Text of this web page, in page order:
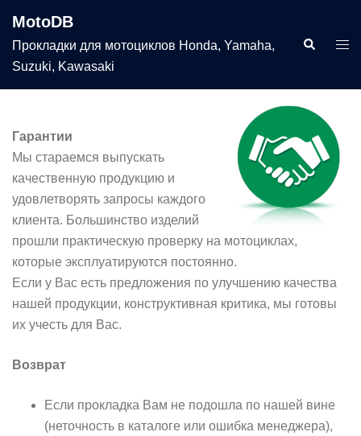
содержимому
MotoDB
Прокладки для мотоциклов Honda, Yamaha,
Suzuki, Kawasaki
Поиск
Гарантии
Мы стараемся выпускать
качественную продукцию и
удовлетворять запросы каждого
клиента. Большинство изделий
прошли практическую проверку на мотоциклах,
которые эксплуатируются постоянно.
Если у Вас есть предложения по улучшению качества
нашей продукции, конструктивная критика, мы готовы
их учесть для Вас.
Возврат
Если прокладка Вам не подошла по нашей вине
(неточность в каталоге или ошибка менеджера),